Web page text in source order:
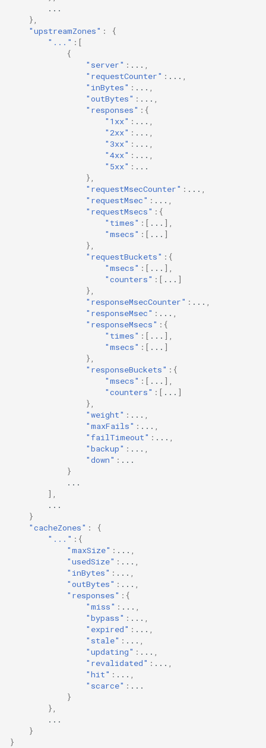
sniproxy
upstream-healthcheck
validation
worker-events
...
},
"upstreamZones" :
{
"..." :[
{
"server" : ...
"requestCounter" : ...
"inBytes" : ...
"outBytes" : ...
"responses" :{
"1xx" : ...
"2xx" : ...
"3xx" : ...
"4xx" : ...
"5xx" : ...
},
"requestMsecCounter" : ...
"requestMsec" : ...
"requestMsecs" :{
"times" :[ ... ],
"msecs" :[ ... ]
},
"requestBuckets" :{
"msecs" :[ ... ],
"counters" :[ ... ]
},
"responseMsecCounter" : ...
"responseMsec" : ...
"responseMsecs" :{
"times" :[ ... ],
"msecs" :[ ... ]
},
"responseBuckets" :{
"msecs" :[ ... ],
"counters" :[ ... ]
},
"weight" : ...
"maxFails" : ...
"failTimeout" : ...
"backup" : ...
"down" : ...
}
...
],
...
}
"cacheZones" :
{
"..." :{
"maxSize" : ...
"usedSize" : ...
"inBytes" : ...
"outBytes" : ...
"responses" :{
"miss" : ...
"bypass" : ...
"expired" : ...
"stale" : ...
"updating" : ...
"revalidated" : ...
"hit" : ...
"scarce" : ...
}
},
...
}
}